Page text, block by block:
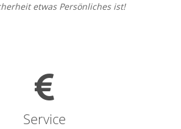
etwas Persönliches ist!
Service